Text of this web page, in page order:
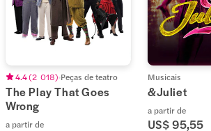
4.4(2 018) Peças de teatro
The Play That Goes
Wrong
a partir de
Musicais
&Juliet
a partir de
US$ 95,55